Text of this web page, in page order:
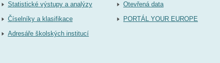
Statistické výstupy a analýzy
Číselníky a klasifikace
Adresáře školských institucí
Otevřená data
PORTÁL YOUR EUROPE